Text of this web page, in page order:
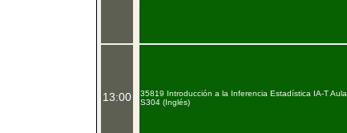
13:00
35819 Introducción a la Inferencia Estadística IA-T Aula
S304 (Inglés)